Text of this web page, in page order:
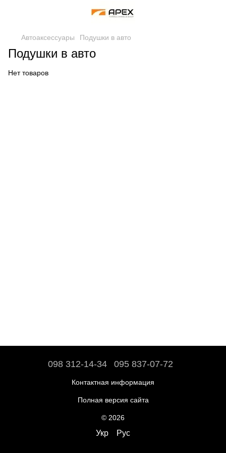
Автоаксессуары Подушки в авто
Подушки в авто
Нет товаров
098 312-14-34 095 837-07-72
Контактная информация
Полная версия сайта
© 2026
Укр Рус